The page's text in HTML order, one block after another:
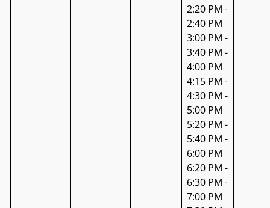
2:20 PM -
2:40 PM
3:00 PM -
3:40 PM -
4:00 PM
4:15 PM -
4:30 PM -
5:00 PM
5:20 PM -
5:40 PM -
6:00 PM
6:20 PM -
6:30 PM -
7:00 PM